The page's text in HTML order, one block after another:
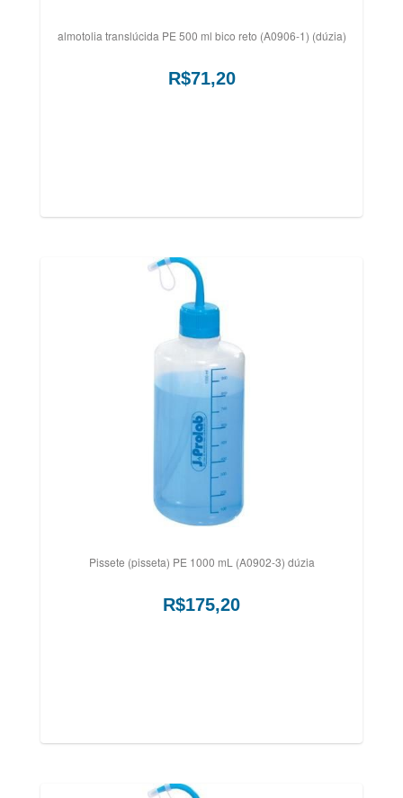
almotolia translúcida PE 500 ml bico reto (A0906-1) (dúzia)
R$71,20
Pissete (pisseta) PE 1000 mL (A0902-3) dúzia
R$175,20